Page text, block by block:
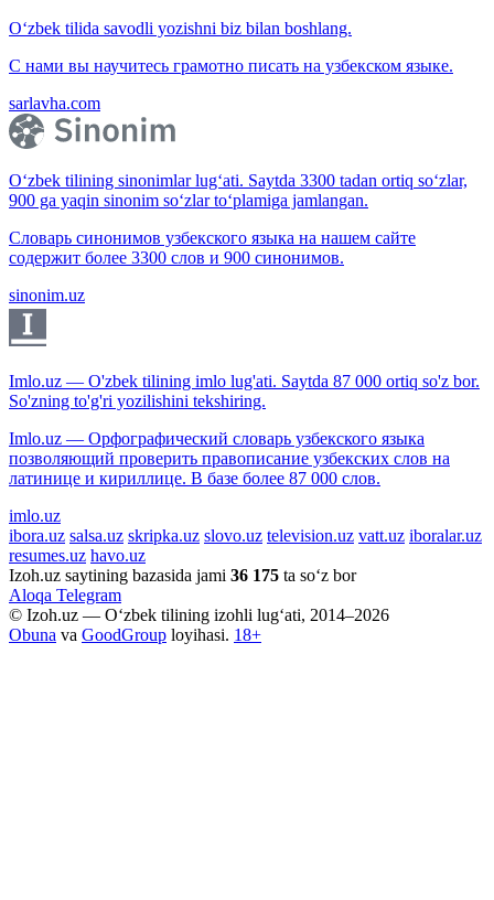
O‘zbek tilida savodli yozishni biz bilan boshlang.
С нами вы научитесь грамотно писать на узбекском языке.
sarlavha.com
O‘zbek tilining sinonimlar lug‘ati. Saytda 3300 tadan ortiq so‘zlar,
900 ga yaqin sinonim so‘zlar to‘plamiga jamlangan.
Словарь синонимов узбекского языка на нашем сайте
содержит более 3300 слов и 900 синонимов.
sinonim.uz
Imlo.uz — O'zbek tilining imlo lug'ati. Saytda 87 000 ortiq so'z bor.
So'zning to'g'ri yozilishini tekshiring.
Imlo.uz — Орфографический словарь узбекского языка
позволяющий проверить правописание узбекских слов на
латинице и кириллице. В базе более 87 000 слов.
imlo.uz
ibora.uz salsa.uz skripka.uz slovo.uz television.uz vatt.uz iboralar.uz
resumes.uz havo.uz
Izoh.uz saytining bazasida jami 36 175 ta so‘z bor
Aloqa Telegram
© Izoh.uz — O‘zbek tilining izohli lug‘ati, 2014–2026
Obuna va GoodGroup loyihasi. 18+